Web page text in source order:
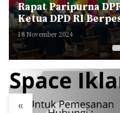
Rapat Paripurna
Ketua DPD RI
Jaga Nama Bengkulu
18 November 2024
«